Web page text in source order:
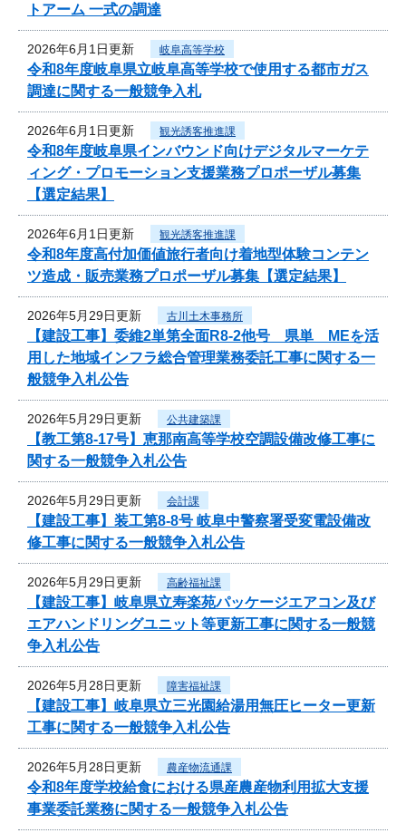
トアーム 一式の調達
2026年6月1日更新 岐阜高等学校
令和8年度岐阜県立岐阜高等学校で使用する都市ガス
調達に関する一般競争入札
2026年6月1日更新 観光誘客推進課
令和8年度岐阜県インバウンド向けデジタルマーケテ
ィング・プロモーション支援業務プロポーザル募集
【選定結果】
2026年6月1日更新 観光誘客推進課
令和8年度高付加価値旅行者向け着地型体験コンテン
ツ造成・販売業務プロポーザル募集【選定結果】
2026年5月29日更新 古川土木事務所
【建設工事】委維2単第全面R8-2他号 県単 MEを活
用した地域インフラ総合管理業務委託工事に関する一
般競争入札公告
2026年5月29日更新 公共建築課
【教工第8-17号】恵那南高等学校空調設備改修工事に
関する一般競争入札公告
2026年5月29日更新 会計課
【建設工事】装工第8-8号 岐阜中警察署受変電設備改
修工事に関する一般競争入札公告
2026年5月29日更新 高齢福祉課
【建設工事】岐阜県立寿楽苑パッケージエアコン及び
エアハンドリングユニット等更新工事に関する一般競
争入札公告
2026年5月28日更新 障害福祉課
【建設工事】岐阜県立三光園給湯用無圧ヒーター更新
工事に関する一般競争入札公告
2026年5月28日更新 農産物流通課
令和8年度学校給食における県産農産物利用拡大支援
事業委託業務に関する一般競争入札公告